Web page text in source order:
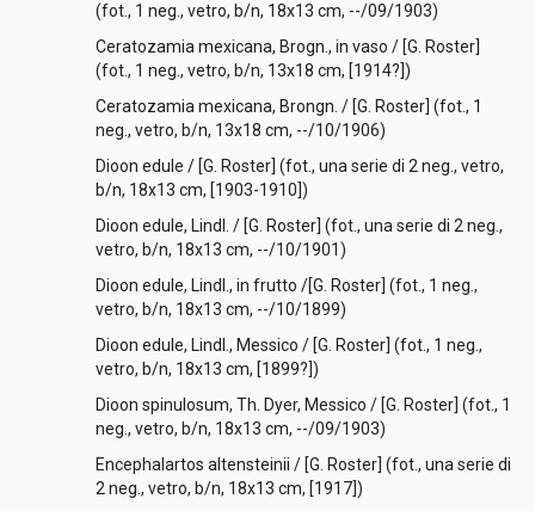
(fot., 1 neg., vetro, b/n, 18x13 cm, --/09/1903)
Ceratozamia mexicana, Brogn., in vaso / [G. Roster]
(fot., 1 neg., vetro, b/n, 13x18 cm, [1914?])
Ceratozamia mexicana, Brongn. / [G. Roster] (fot., 1
neg., vetro, b/n, 13x18 cm, --/10/1906)
Dioon edule / [G. Roster] (fot., una serie di 2 neg., vetro,
b/n, 18x13 cm, [1903-1910])
Dioon edule, Lindl. / [G. Roster] (fot., una serie di 2 neg.,
vetro, b/n, 18x13 cm, --/10/1901)
Dioon edule, Lindl., in frutto /[G. Roster] (fot., 1 neg.,
vetro, b/n, 18x13 cm, --/10/1899)
Dioon edule, Lindl., Messico / [G. Roster] (fot., 1 neg.,
vetro, b/n, 18x13 cm, [1899?])
Dioon spinulosum, Th. Dyer, Messico / [G. Roster] (fot., 1
neg., vetro, b/n, 18x13 cm, --/09/1903)
Encephalartos altensteinii / [G. Roster] (fot., una serie di
2 neg., vetro, b/n, 18x13 cm, [1917])